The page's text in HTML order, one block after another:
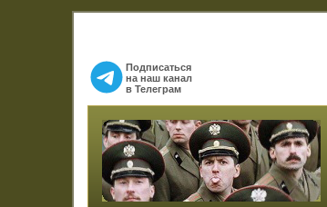
Подписаться
на наш канал
в Телеграм